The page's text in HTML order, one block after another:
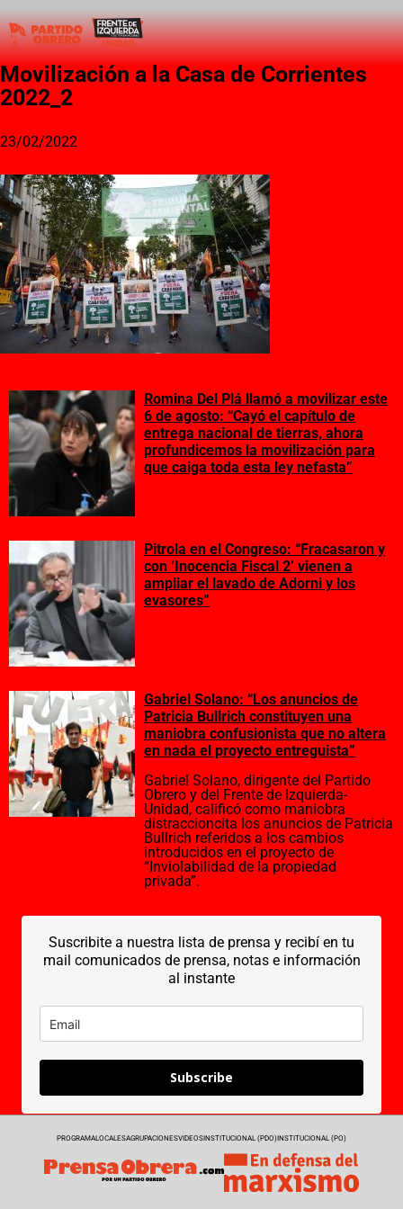
Movilización a la Casa de Corrientes
2022_2
23/02/2022
Romina Del Plá llamó a movilizar este
6 de agosto: “Cayó el capítulo de
entrega nacional de tierras, ahora
profundicemos la movilización para
que caiga toda esta ley nefasta”
Pitrola en el Congreso: “Fracasaron y
con ‘Inocencia Fiscal 2’ vienen a
ampliar el lavado de Adorni y los
evasores”
Gabriel Solano: “Los anuncios de
Patricia Bullrich constituyen una
maniobra confusionista que no altera
en nada el proyecto entreguista”
Gabriel Solano, dirigente del Partido
Obrero y del Frente de Izquierda-
Unidad, calificó como maniobra
distraccioncita los anuncios de Patricia
Bullrich referidos a los cambios
introducidos en el proyecto de
“Inviolabilidad de la propiedad
privada”.
Suscribite a nuestra lista de prensa y recibí en tu
mail comunicados de prensa, notas e información
al instante
Subscribe
PROGRAMALOCALESAGRUPACIONESVIDEOSINSTITUCIONAL (PDO)INSTITUCIONAL (PO)